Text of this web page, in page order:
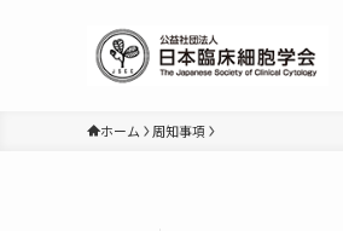
ホーム 周知事項